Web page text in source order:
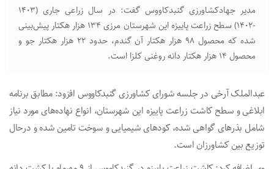
مدیر جهادکشاورزی گنبدکاووس گفت: در سال زراعی جاری (۱۴۰۳
-۱۴۰۲) سطح زراعت پاییزه این شهرستان مرزی ۱۳۴ هزار هکتار پیش‌بینی
شده که محصول ۹۸ هزار هکتار آن گندم، حدود ۲۲ هزار هکتار جو و
محصول ۱۴ هزار هکتار دانه روغنی کلزا است.
عبدالملک آرخی در جلسه شورای کشاورزی گنبدکاووس افزود: مطابق برنامه
ابلاغی و سطح کاشت زراعت پاییزه این شهرستان، انواع نهاده‌های مورد نیاز
شامل بذرهای گواهی شده، کودهای شیمیایی و سوخت تامین شده و درحال
توزیع بین کشاورزان است.